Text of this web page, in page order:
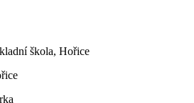
škola, Hořice